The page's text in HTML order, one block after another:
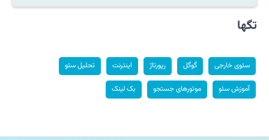
تگها
سئوی خارجی گوگل رپورتاژ اینترنت تحلیل سئو
آموزش سئو موتورهای جستجو بک لینک